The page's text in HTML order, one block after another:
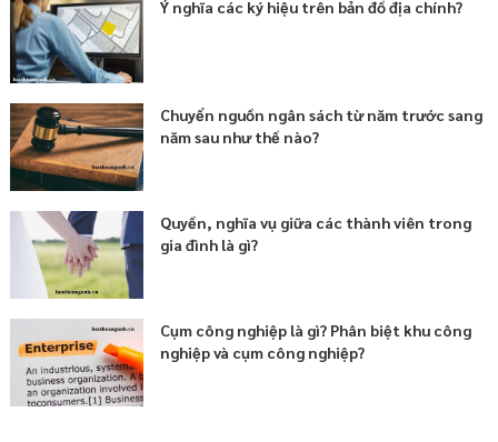
Ý nghĩa các ký hiệu trên bản đồ địa chính?
Chuyển nguồn ngân sách từ năm trước sang
năm sau như thế nào?
Quyền, nghĩa vụ giữa các thành viên trong
gia đình là gì?
Cụm công nghiệp là gì? Phân biệt khu công
nghiệp và cụm công nghiệp?